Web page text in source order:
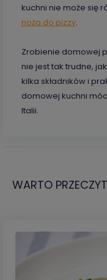
kuchni nie może się
noża do pizzy.
Zrobienie domowej
nie jest tak trudne,
kilka składników i
domowej kuchni
Italii.
WARTO